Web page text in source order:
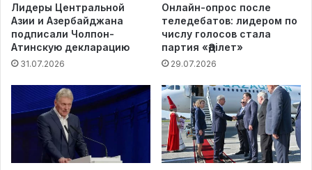
Лидеры Центральной
Азии и Азербайджана
подписали Чолпон-
Атинскую декларацию
31.07.2026
Онлайн-опрос после
теледебатов: лидером по
числу голосов стала
партия «Әділет»
29.07.2026